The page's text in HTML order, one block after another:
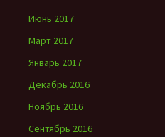
Июнь 2017
Март 2017
Январь 2017
Декабрь 2016
Ноябрь 2016
Сентябрь 2016